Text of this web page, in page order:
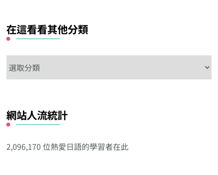
在這看看其他分類
這
其
他
類
網站人流統計
2,096,170 位熱愛日語的學習者在此